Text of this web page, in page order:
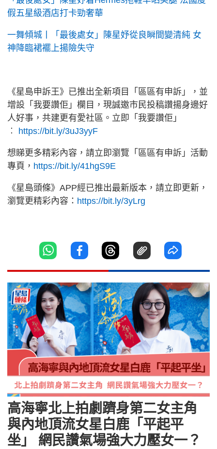
假五星級酒店打卡勁奢華
一舞傾城丨「最後處女」陳星妤從良瞬間變清純 女
神降臨裙襬上揚險失守
《星島申訴王》已推出全新項目「區區有申訴」，並
增設「我要讚佢」欄目，現誠邀市民投稿讚揚身邊好
人好事，共建更有愛社區。立即「我要讚佢」
︰ https://bit.ly/3uJ3yyF
想睇更多精彩內容，請立即瀏覽「區區有申訴」活動
專頁， https://bit.ly/41hgS9E
《星島頭條》APP經已推出最新版本，請立即更新，
瀏覽更精彩內容： https://bit.ly/3yLrg
高海寧北上拍劇躋身第二女主角
與內地頂流女星白鹿「平起平
坐」 網民讚氣場強大力壓女一？